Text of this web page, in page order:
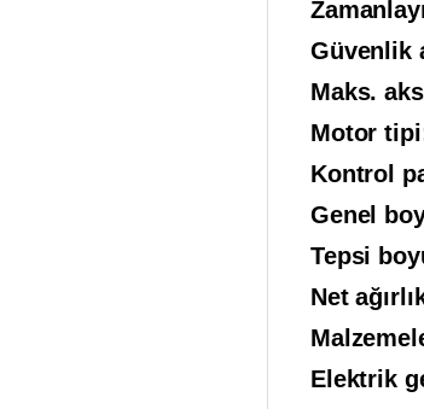
Güvenlik
Maks.
Motor
Kontrol
Genel
Tepsi
Net
Elektrik